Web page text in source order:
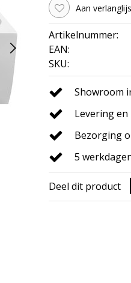
Aan
Artikelnummer:
EAN:
SKU:
Showroom
Levering en
Bezorging
5
Deel dit product